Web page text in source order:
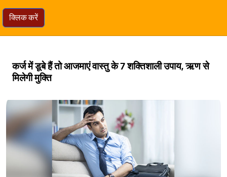
क्लिक करें
कर्ज में डूबे हैं तो आजमाएं वास्तु के 7 शक्तिशाली उपाय, ऋण से
मिलेगी मुक्ति